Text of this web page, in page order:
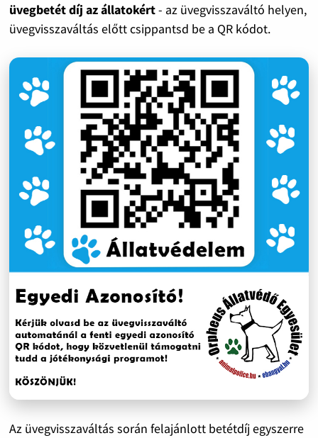
üvegbetét díj az állatokért- az üvegvisszaváltó helyen,
üvegvisszaváltás előtt csippantsd be a QR kódot.
Az üvegvisszaváltás során felajánlott betétdíj egyszerre